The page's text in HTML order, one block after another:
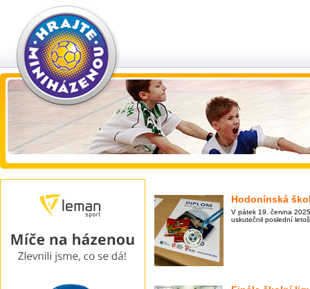
Hodonínská
V pátek 19. června
uskutečnil poslední